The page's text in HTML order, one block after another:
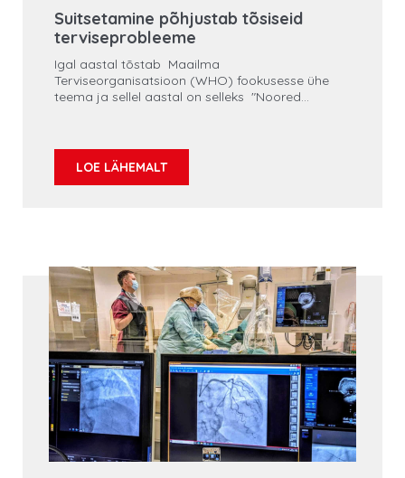
Suitsetamine põhjustab tõsiseid
terviseprobleeme
Igal aastal tõstab Maailma
Terviseorganisatsioon (WHO) fookusesse ühe
teema ja sellel aastal on selleks "Noored
LOE LÄHEMALT